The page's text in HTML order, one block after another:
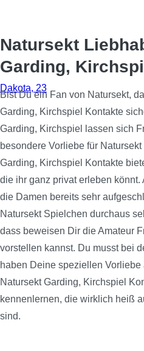
Dakota, 23
Natursekt
Garding,
Bist Du ein Fan von Natursekt,
Garding, Kirchspiel Kontakte
Garding, Kirchspiel lassen sich
besondere Vorliebe für
Garding, Kirchspiel Kontakte
die ihr ganz privat erleben
die Damen bereits sehr
Natursekt Spielchen durchaus
dass beweisen Dir die Amateur
vorstellen kannst. Du musst bei
haben Deine speziellen
Natursekt Garding, Kirchspiel
kennenlernen, die wirklich heiß
sind.